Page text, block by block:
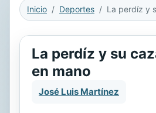
Inicio Deportes
La perdíz y su
en mano
José Luis Martínez